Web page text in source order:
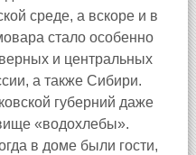
среде, а вскоре и в
стало особенно
и центральных
а также Сибири.
губерний даже
«водохлебы».
в доме были гости,